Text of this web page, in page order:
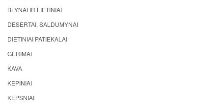
BLYNAI IR LIETINIAI
DESERTAI, SALDUMYNAI
DIETINIAI PATIEKALAI
GĖRIMAI
KAVA
KEPINIAI
KEPSNIAI